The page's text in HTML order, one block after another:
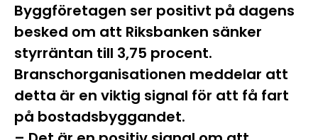
Byggföretagen ser positivt på dagens
besked om att Riksbanken sänker
styrräntan till 3,75 procent.
Branschorganisationen meddelar att
detta är en viktig signal för att få fart
på bostadsbyggandet.